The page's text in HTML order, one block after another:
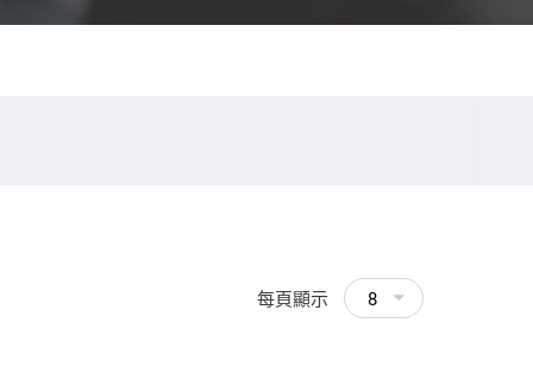
每頁顯示 8